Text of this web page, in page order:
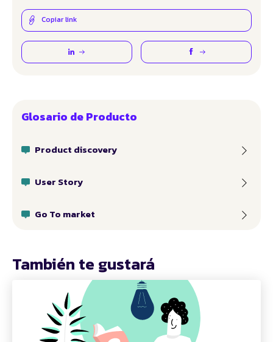
Copiar link
Glosario de Producto
Product discovery
User Story
Go To market
También te gustará